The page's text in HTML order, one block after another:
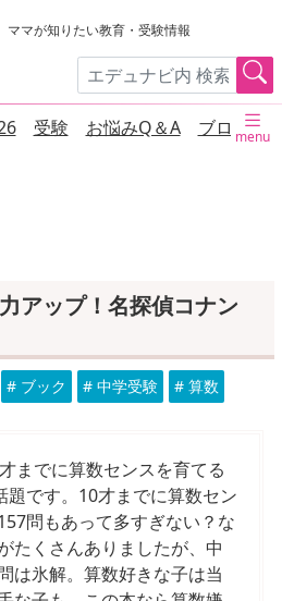
ママが知りたい教育・受験情報
受験 お悩みQ＆A ブログmenu
アップ！名探偵コナン
# ブック # 中学受験 # 算数
までに算数センスを育てる
題です。10才までに算数セン
問もあって多すぎない？な
たくさんありましたが、中
は氷解。算数好きな子は当